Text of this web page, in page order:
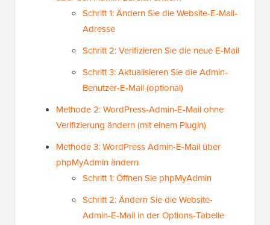
Schritt 1: Ändern Sie die Website-E-Mail-
Adresse
Schritt 2: Verifizieren Sie die neue E-Mail
Schritt 3: Aktualisieren Sie die Admin-
Benutzer-E-Mail (optional)
Methode 2: WordPress-Admin-E-Mail ohne
Verifizierung ändern (mit einem Plugin)
Methode 3: WordPress Admin-E-Mail über
phpMyAdmin ändern
Schritt 1: Öffnen Sie phpMyAdmin
Schritt 2: Ändern Sie die Website-
Admin-E-Mail in der Options-Tabelle